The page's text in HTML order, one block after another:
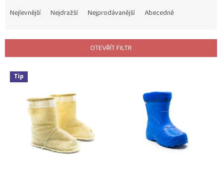
n
í
Nejlevnější Nejdražší Nejprodávanější Abecedně
OTEVŘÍT FILTR
V Tip